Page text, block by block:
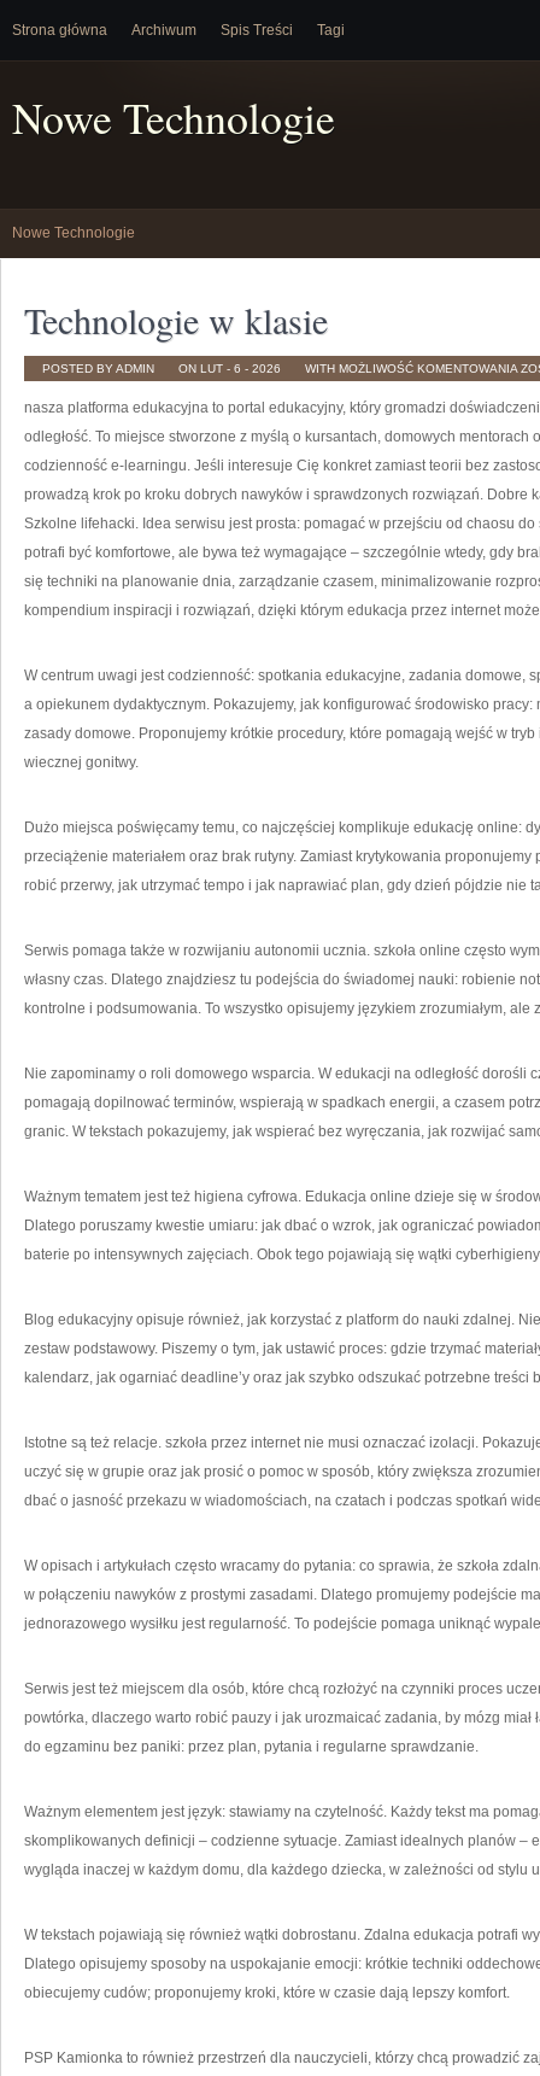
Strona główna Archiwum Spis Treści Tagi
Nowe Technologie
Nowe Technologie
Technologie w klasie
POSTED BY ADMIN ON LUT - 6 - 2026 WITH MOŻLIWOŚĆ KOMENTOWANIA
W
nasza platforma edukacyjna to portal edukacyjny, który gromadzi
odległość. To miejsce stworzone z myślą o kursantach, domowych
codzienność e-learningu. Jeśli interesuje Cię konkret zamiast teorii bez
prowadzą krok po kroku dobrych nawyków i sprawdzonych rozwiązań. Dobre
Szkolne lifehacki. Idea serwisu jest prosta: pomagać w przejściu od chaosu
potrafi być komfortowe, ale bywa też wymagające – szczególnie wtedy, gdy
się techniki na planowanie dnia, zarządzanie czasem, minimalizowanie
kompendium inspiracji i rozwiązań, dzięki którym edukacja przez internet
W centrum uwagi jest codzienność: spotkania edukacyjne, zadania domowe,
a opiekunem dydaktycznym. Pokazujemy, jak konfigurować środowisko
zasady domowe. Proponujemy krótkie procedury, które pomagają wejść w
wiecznej gonitwy.
Dużo miejsca poświęcamy temu, co najczęściej komplikuje edukację online:
przeciążenie materiałem oraz brak rutyny. Zamiast krytykowania proponujemy
robić przerwy, jak utrzymać tempo i jak naprawiać plan, gdy dzień pójdzie nie
Serwis pomaga także w rozwijaniu autonomii ucznia. szkoła online często
własny czas. Dlatego znajdziesz tu podejścia do świadomej nauki: robienie
kontrolne i podsumowania. To wszystko opisujemy językiem zrozumiałym, ale
Nie zapominamy o roli domowego wsparcia. W edukacji na odległość dorośli
pomagają dopilnować terminów, wspierają w spadkach energii, a czasem
granic. W tekstach pokazujemy, jak wspierać bez wyręczania, jak rozwijać
Ważnym tematem jest też higiena cyfrowa. Edukacja online dzieje się w
Dlatego poruszamy kwestie umiaru: jak dbać o wzrok, jak ograniczać
baterie po intensywnych zajęciach. Obok tego pojawiają się wątki
Blog edukacyjny opisuje również, jak korzystać z platform do nauki zdalnej.
zestaw podstawowy. Piszemy o tym, jak ustawić proces: gdzie trzymać
kalendarz, jak ogarniać deadline’y oraz jak szybko odszukać potrzebne treści
Istotne są też relacje. szkoła przez internet nie musi oznaczać izolacji.
uczyć się w grupie oraz jak prosić o pomoc w sposób, który zwiększa
dbać o jasność przekazu w wiadomościach, na czatach i podczas spotkań
W opisach i artykułach często wracamy do pytania: co sprawia, że szkoła
w połączeniu nawyków z prostymi zasadami. Dlatego promujemy podejście
jednorazowego wysiłku jest regularność. To podejście pomaga uniknąć
Serwis jest też miejscem dla osób, które chcą rozłożyć na czynniki proces
powtórka, dlaczego warto robić pauzy i jak urozmaicać zadania, by mózg miał
do egzaminu bez paniki: przez plan, pytania i regularne sprawdzanie.
Ważnym elementem jest język: stawiamy na czytelność. Każdy tekst ma
skomplikowanych definicji – codzienne sytuacje. Zamiast idealnych planów –
wygląda inaczej w każdym domu, dla każdego dziecka, w zależności od stylu
W tekstach pojawiają się również wątki dobrostanu. Zdalna edukacja potrafi
Dlatego opisujemy sposoby na uspokajanie emocji: krótkie techniki
obiecujemy cudów; proponujemy kroki, które w czasie dają lepszy komfort.
PSP Kamionka to również przestrzeń dla nauczycieli, którzy chcą prowadzić